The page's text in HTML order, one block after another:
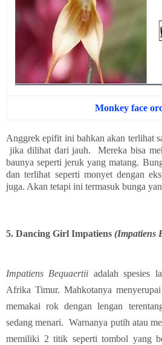
Monkey face
Anggrek epifit ini bahkan akan terlihat
jika dilihat dari jauh. Mereka bisa
baunya seperti jeruk yang matang.
dan terlihat seperti monyet dengan
juga. Akan tetapi ini termasuk bunga
5. Dancing Girl Impatiens (Impatiens
Impatiens Bequaertii adalah spesies
Afrika Timur. Mahkotanya
memakai rok dengan lengan
sedang menari. Warnanya putih atau
memiliki 2 titik seperti tombol yang